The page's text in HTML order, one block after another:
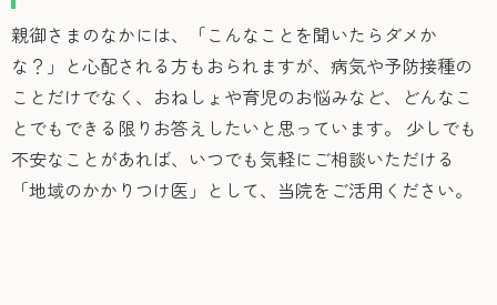
親御さまのなかには、「こんなことを聞いたらダメか
な？」と心配される方もおられますが、病気や予防接種の
ことだけでなく、おねしょや育児のお悩みなど、どんなこ
とでもできる限りお答えしたいと思っています。 少しでも
不安なことがあれば、いつでも気軽にご相談いただける
「地域のかかりつけ医」として、当院をご活用ください。